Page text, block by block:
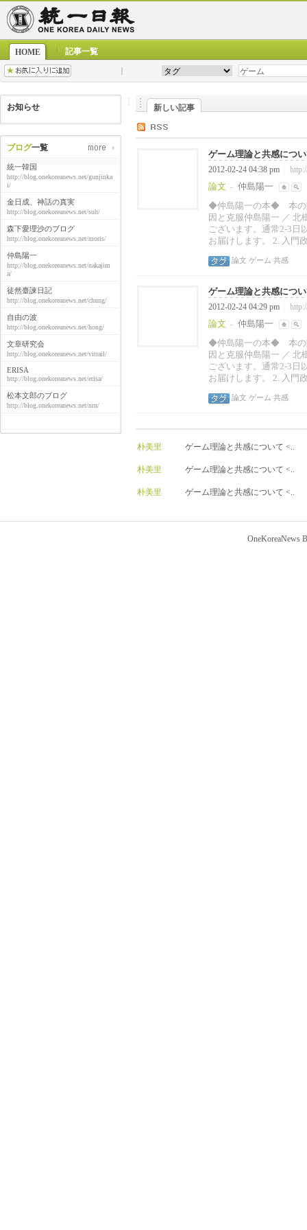
HOME 記事一覧
お知らせ
ブログ一覧
統一韓国
http://blog.onekoreanews.net/gunjinka
i/
金日成、神話の真実
http://blog.onekoreanews.net/suh/
森下愛理沙のブログ
http://blog.onekoreanews.net/moris/
仲島陽一
http://blog.onekoreanews.net/nakajim
a/
徒然臺諫日記
http://blog.onekoreanews.net/chung/
自由の波
http://blog.onekoreanews.net/hong/
文章研究会
http://blog.onekoreanews.net/vitrail/
ERISA
http://blog.onekoreanews.net/erisa/
松本文郎のブログ
http://blog.onekoreanews.net/nrn/
新しい記事
ゲーム理論と共感につい
2012-02-24 04:38 pm
論文 -
仲島陽一
◆仲島陽一の本◆ 本の
因と克服仲島陽一 ／ 北
ございます。通常2-3日
お届けします。 2. 入門
論文 ゲーム 共感
ゲーム理論と共感につい
2012-02-24 04:29 pm
論文 -
仲島陽一
◆仲島陽一の本◆ 本の
因と克服仲島陽一 ／ 北
ございます。通常2-3日
お届けします。 2. 入門
論文 ゲーム 共感
朴美里 ゲーム理論と共感について <..
朴美里 ゲーム理論と共感について <..
朴美里 ゲーム理論と共感について <..
OneKoreaNews